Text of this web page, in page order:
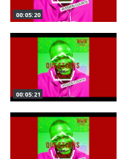
00:05:20
00:05:21